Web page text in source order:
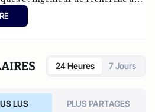
de créer sa propre entreprise. Il
Unité Laïque. Il est à
auteur de
Figures de la laïcité :
combat
, Armand Colin, 2025. Il
24 Heures 7 Jours
LUS PLUS PARTAGES